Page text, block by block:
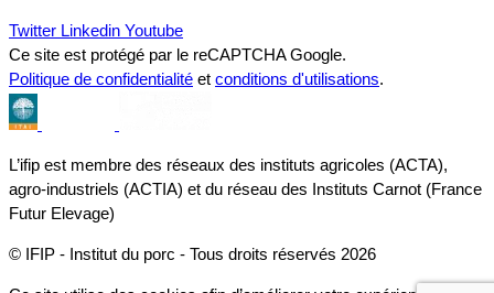
Twitter Linkedin Youtube
Ce site est protégé par le reCAPTCHA Google.
Politique de confidentialité et conditions d'utilisations.
L’ifip est membre des réseaux des instituts agricoles (ACTA),
agro-industriels (ACTIA) et du réseau des Instituts Carnot (France
Futur Elevage)
© IFIP - Institut du porc - Tous droits réservés 2026